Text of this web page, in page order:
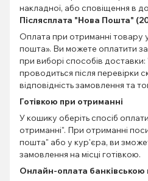
накладної, або сповіщення в
Післясплата "Нова Пошта" (20
Оплата при отриманні товару
пошта». Ви можете оплатити
при виборі способів
проводиться після перевірки
відповідність замовлення та
Готівкою при отриманні
У кошику оберіть спосіб
отриманні". При отриманні
пошта" або у кур'єра, ви
замовлення на місці готівкою.
Онлайн-оплата